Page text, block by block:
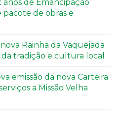
anos de Emancipação
de obras e
Rainha da Vaquejada
tradição e cultura local
emissão da nova Carteira
a Missão Velha